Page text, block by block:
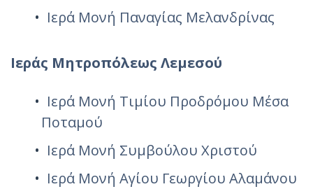
Ιερά Μονή Παναγίας Μελανδρίνας
Ιεράς Μητροπόλεως Λεμεσού
Ιερά Μονή Τιμίου Προδρόμου Μέσα
Ποταμού
Ιερά Μονή Συμβούλου Χριστού
Ιερά Μονή Αγίου Γεωργίου Αλαμάνου